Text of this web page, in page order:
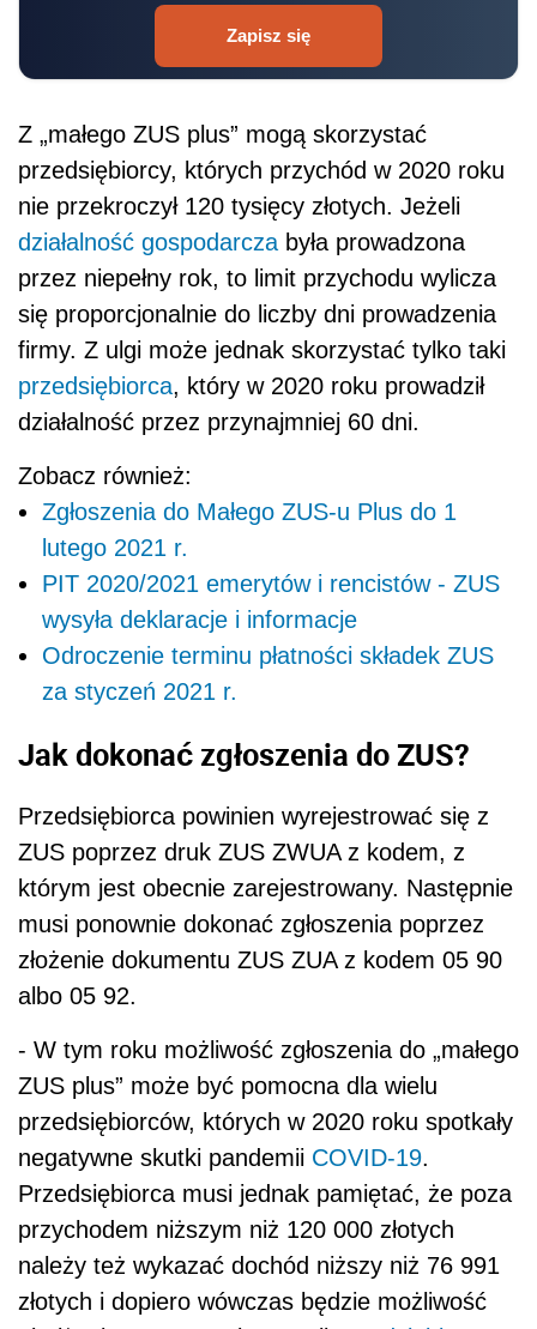
Zapisz się
Z „małego ZUS plus” mogą skorzystać
przedsiębiorcy, których przychód w 2020 roku
nie przekroczył 120 tysięcy złotych. Jeżeli
działalność gospodarcza była prowadzona
przez niepełny rok, to limit przychodu wylicza
się proporcjonalnie do liczby dni prowadzenia
firmy. Z ulgi może jednak skorzystać tylko taki
przedsiębiorca, który w 2020 roku prowadził
działalność przez przynajmniej 60 dni.
Zobacz również:
Zgłoszenia do Małego ZUS-u Plus do 1
lutego 2021 r.
PIT 2020/2021 emerytów i rencistów - ZUS
wysyła deklaracje i informacje
Odroczenie terminu płatności składek ZUS
za styczeń 2021 r.
Jak dokonać zgłoszenia do ZUS?
Przedsiębiorca powinien wyrejestrować się z
ZUS poprzez druk ZUS ZWUA z kodem, z
którym jest obecnie zarejestrowany. Następnie
musi ponownie dokonać zgłoszenia poprzez
złożenie dokumentu ZUS ZUA z kodem 05 90
albo 05 92.
- W tym roku możliwość zgłoszenia do „małego
ZUS plus” może być pomocna dla wielu
przedsiębiorców, których w 2020 roku spotkały
negatywne skutki pandemii COVID-19.
Przedsiębiorca musi jednak pamiętać, że poza
przychodem niższym niż 120 000 złotych
należy też wykazać dochód niższy niż 76 991
złotych i dopiero wówczas będzie możliwość